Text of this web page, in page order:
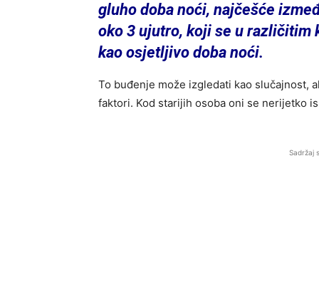
gluho doba noći, najčešće
oko 3 ujutro, koji se u
kao osjetljivo doba noći.
To buđenje može izgledati kao slučajnost,
faktori. Kod starijih osoba oni se nerijetko
Sadržaj